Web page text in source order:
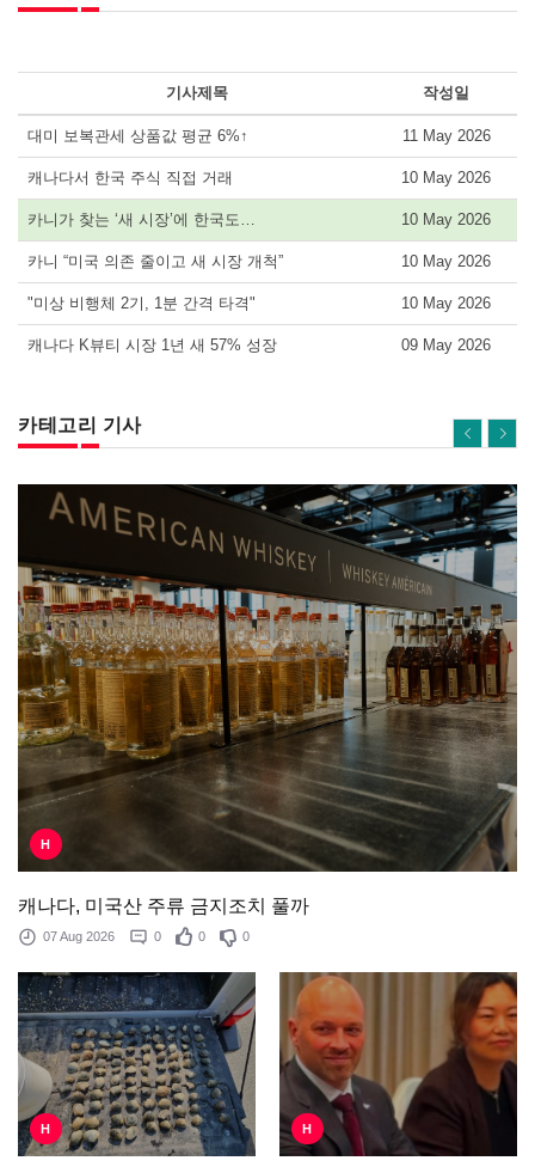
기사제목 작성일
대미 보복관세 상품값 평균 6%↑ 11 May 2026
캐나다서 한국 주식 직접 거래 10 May 2026
카니가 찾는 ‘새 시장’에 한국도… 10 May 2026
카니 “미국 의존 줄이고 새 시장 개척” 10 May 2026
"미상 비행체 2기, 1분 간격 타격" 10 May 2026
캐나다 K뷰티 시장 1년 새 57% 성장 09 May 2026
카테고리 기사
H
캐나다, 미국산 주류 금지조치 풀까
07 Aug 2026 0 0 0
H H